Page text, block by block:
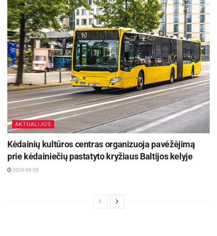
AKTUALIJOS
Kėdainių kultūros centras organizuoja pavėžėjimą
prie kėdainiečių pastatyto kryžiaus Baltijos kelyje
2026-08-05